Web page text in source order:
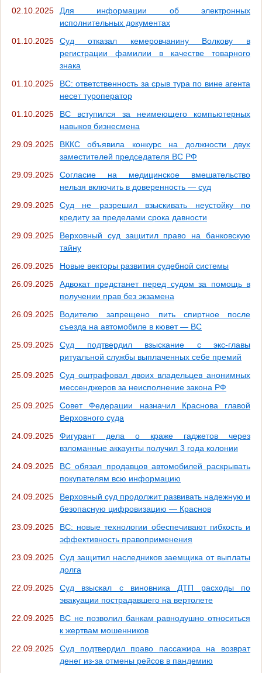
02.10.2025
Для информации об электронных
исполнительных документах
01.10.2025
Суд отказал кемеровчанину Волкову в
регистрации фамилии в качестве товарного
знака
01.10.2025
ВС: ответственность за срыв тура по вине агента
несет туроператор
01.10.2025
ВС вступился за неимеющего компьютерных
навыков бизнесмена
29.09.2025
ВККС объявила конкурс на должности двух
заместителей председателя ВС РФ
29.09.2025
Согласие на медицинское вмешательство
нельзя включить в доверенность — суд
29.09.2025
Суд не разрешил взыскивать неустойку по
кредиту за пределами срока давности
29.09.2025
Верховный суд защитил право на банковскую
тайну
26.09.2025
Новые векторы развития судебной системы
26.09.2025
Адвокат предстанет перед судом за помощь в
получении прав без экзамена
26.09.2025
Водителю запрещено пить спиртное после
съезда на автомобиле в кювет — ВС
25.09.2025
Суд подтвердил взыскание с экс-главы
ритуальной службы выплаченных себе премий
25.09.2025
Суд оштрафовал двоих владельцев анонимных
мессенджеров за неисполнение закона РФ
25.09.2025
Совет Федерации назначил Краснова главой
Верховного суда
24.09.2025
Фигурант дела о краже гаджетов через
взломанные аккаунты получил 3 года колонии
24.09.2025
ВС обязал продавцов автомобилей раскрывать
покупателям всю информацию
24.09.2025
Верховный суд продолжит развивать надежную и
безопасную цифровизацию — Краснов
23.09.2025
ВС: новые технологии обеспечивают гибкость и
эффективность правоприменения
23.09.2025
Суд защитил наследников заемщика от выплаты
долга
22.09.2025
Суд взыскал с виновника ДТП расходы по
эвакуации пострадавшего на вертолете
22.09.2025
ВС не позволил банкам равнодушно относиться
к жертвам мошенников
22.09.2025
Суд подтвердил право пассажира на возврат
денег из-за отмены рейсов в пандемию